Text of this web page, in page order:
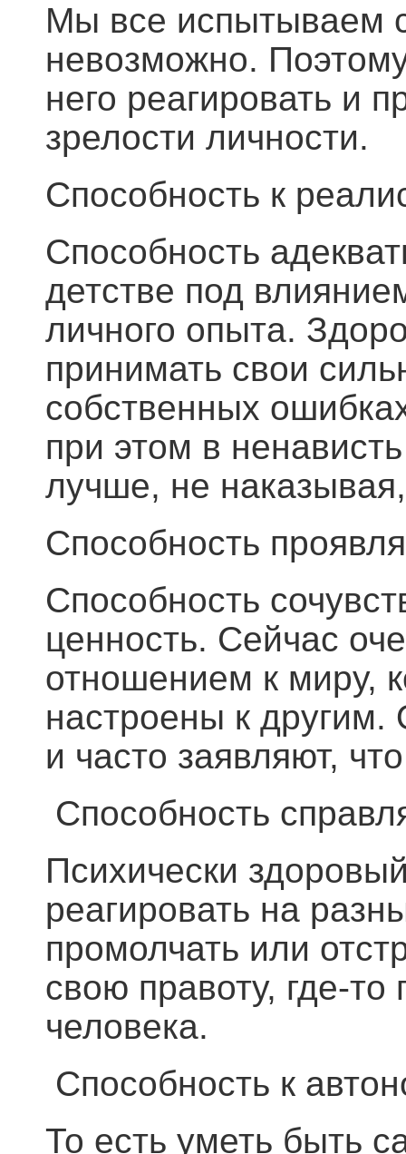
Мы все испытываем
невозможно.
него реагировать и
зрелости личности.
Способность к
Способность
детстве под
личного опыта.
принимать свои
собственных
при этом в
лучше, не
Способность
Способность
ценность. Сейчас
отношением к миру,
настроены к
и часто заявляют,
Способность
Психически
реагировать на
промолчать или
свою правоту, где-то
человека.
Способность к
То есть уметь быть